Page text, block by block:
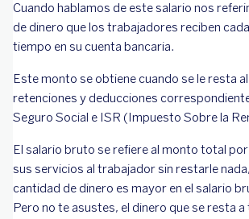
Cuando hablamos de este salario nos
de dinero que los trabajadores reciben
tiempo en su cuenta bancaria.
Este monto se obtiene cuando se le resta
retenciones y deducciones
Seguro Social e ISR (Impuesto Sobre la
El salario bruto se refiere al monto total por
sus servicios al trabajador sin restarle
cantidad de dinero es mayor en el salario
Pero no te asustes, el dinero que se resta